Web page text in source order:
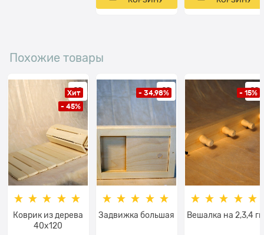
Похожие товары
Хит
- 45%
Коврик из дерева
40x120
- 34,98%
Задвижка большая
- 15%
Вешалка на 2,3,4 гв